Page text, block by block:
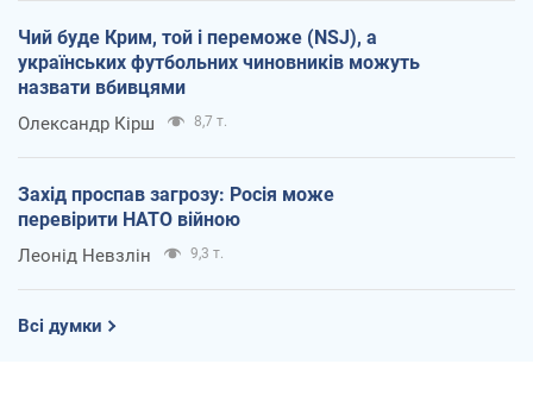
Чий буде Крим, той і переможе (NSJ), а
українських футбольних чиновників можуть
назвати вбивцями
Олександр Кірш 8,7 т.
Захід проспав загрозу: Росія може
перевірити НАТО війною
Леонід Невзлін 9,3 т.
Всі думки